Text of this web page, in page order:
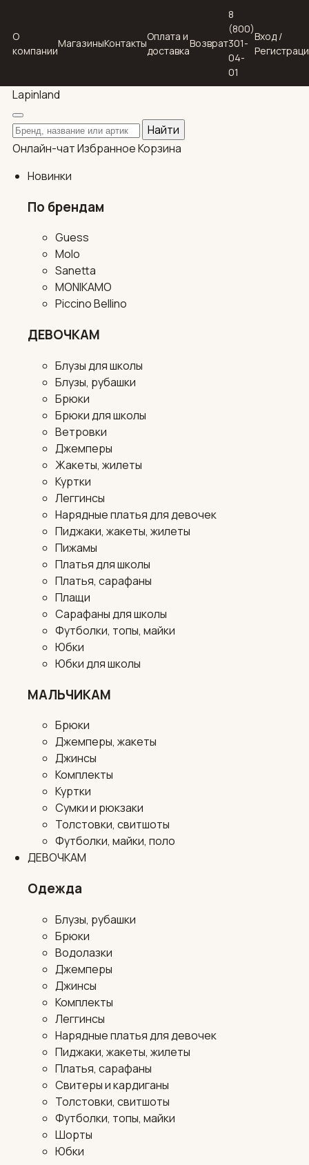
О
компании
МагазиныКонтакты
Оплата и
доставка
Возврат
8
(800)
301-
04-
01
Вход /
Lapinland
Поиск по каталогу
Найти
Онлайн-чатИзбранноеКорзина
Новинки
По брендам
Guess
Molo
Sanetta
MONIKAMO
Piccino Bellino
ДЕВОЧКАМ
Блузы для школы
Блузы, рубашки
Брюки
Брюки для школы
Ветровки
Джемперы
Жакеты, жилеты
Куртки
Леггинсы
Нарядные платья для девочек
Пиджаки, жакеты, жилеты
Пижамы
Платья для школы
Платья, сарафаны
Плащи
Сарафаны для школы
Футболки, топы, майки
Юбки
Юбки для школы
МАЛЬЧИКАМ
Брюки
Джемперы, жакеты
Джинсы
Комплекты
Куртки
Сумки и рюкзаки
Толстовки, свитшоты
Футболки, майки, поло
ДЕВОЧКАМ
Одежда
Блузы, рубашки
Брюки
Водолазки
Джемперы
Джинсы
Комплекты
Леггинсы
Нарядные платья для девочек
Пиджаки, жакеты, жилеты
Платья, сарафаны
Свитеры и кардиганы
Толстовки, свитшоты
Футболки, топы, майки
Шорты
Юбки